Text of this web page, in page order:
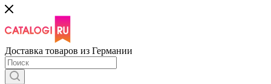
Доставка товаров из Германии